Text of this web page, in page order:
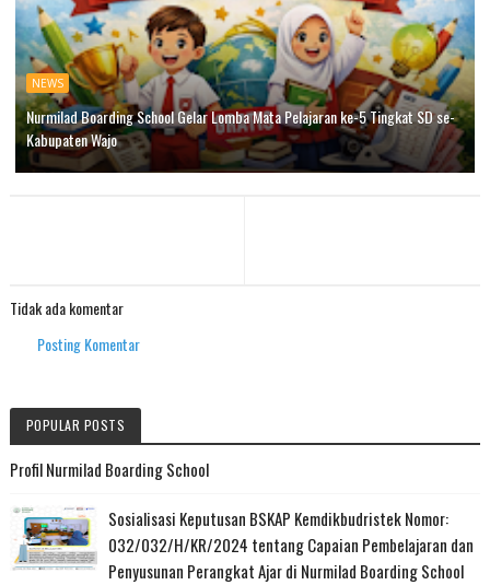
NEWS
Nurmilad Boarding School Gelar Lomba Mata Pelajaran ke-5 Tingkat SD se-
Kabupaten Wajo
Tidak ada komentar
Posting Komentar
POPULAR POSTS
Profil Nurmilad Boarding School
Sosialisasi Keputusan BSKAP Kemdikbudristek Nomor:
032/032/H/KR/2024 tentang Capaian Pembelajaran dan
Penyusunan Perangkat Ajar di Nurmilad Boarding School